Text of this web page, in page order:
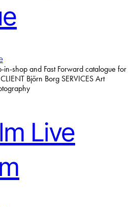
in-shop and Fast Forward catalogue for
Björn Borg SERVICES Art
Live